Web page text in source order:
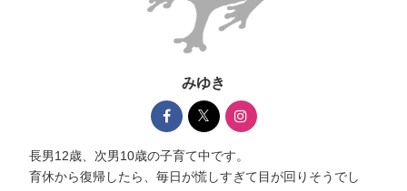
みゆき
長男12歳、次男10歳の子育て中です。
育休から復帰したら、毎日が慌しすぎて目が回りそうでし